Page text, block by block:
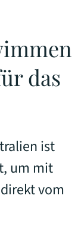
das
ist
um mit
vom